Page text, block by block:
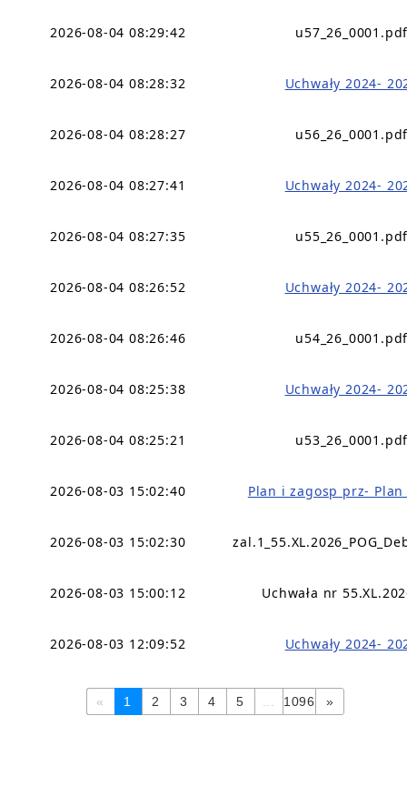
2026-08-04 08:29:42
2026-08-04 08:28:32 Uchwały 2024-
2026-08-04 08:28:27
2026-08-04 08:27:41 Uchwały 2024-
2026-08-04 08:27:35
2026-08-04 08:26:52 Uchwały 2024-
2026-08-04 08:26:46
2026-08-04 08:25:38 Uchwały 2024-
2026-08-04 08:25:21
2026-08-03 15:02:40 Plan i zagosp prz-
2026-08-03 15:02:30
2026-08-03 15:00:12 Uchwała nr
2026-08-03 12:09:52 Uchwały 2024-
« 1 2 3 4 5 1096 »